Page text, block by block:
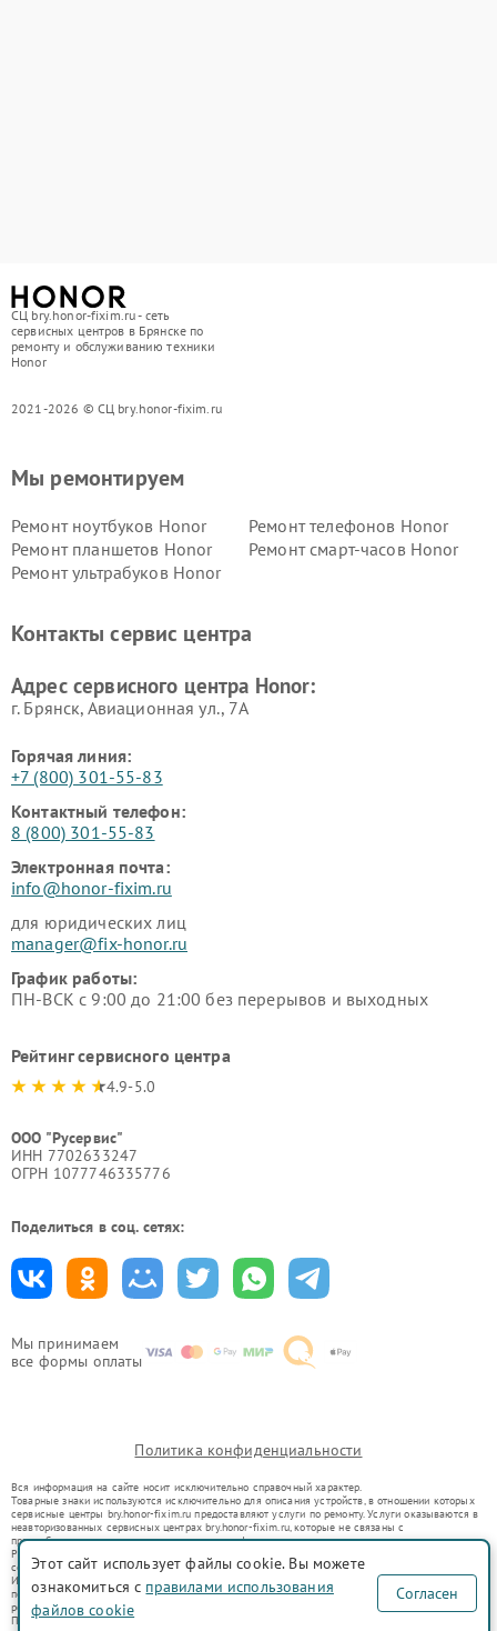
СЦ bry.honor-fixim.ru - сеть
сервисных центров в Брянске по
ремонту и обслуживанию техники
Honor
2021-2026 © СЦ bry.honor-fixim.ru
Мы принимаем
все формы оплаты
Мы ремонтируем
Ремонт ноутбуков Honor
Ремонт телефонов Honor
Ремонт планшетов Honor
Ремонт смарт-часов Honor
Ремонт ультрабуков Honor
Контакты сервис центра
Адрес сервисного центра Honor:
г. Брянск, Авиационная ул., 7А
Горячая линия:
+7 (800) 301-55-83
Контактный телефон:
8 (800) 301-55-83
Электронная почта:
info@honor-fixim.ru
для юридических лиц
manager@fix-honor.ru
График работы:
ПН-ВСК с 9:00 до 21:00 без перерывов и выходных
Рейтинг сервисного центра
4.9-5.0
ООО "Русервис"
ИНН 7702633247
ОГРН 1077746335776
Поделиться в соц. сетях:
Политика конфиденциальности
Вся информация на сайте носит исключительно справочный характер.
Товарные знаки используются исключительно для описания устройств, в отношении которых
сервисные центры bry.honor-fixim.ru предоставляют услуги по ремонту. Услуги оказываются в
неавторизованных сервисных центрах bry.honor-fixim.ru, которые не связаны с
правообладателями товарных знаков или их официальными представителями.
Ремонт осуществляется для устройств, уже введенных в гражданский оборот в соответствии
со статьей 1487 ГК РФ.
Использование товарных знаков не преследует цели индивидуализации услуг или введения
потребителей в заблуждение, а служит для информирования о предоставляемых услугах по
ремонту техники указанных брендов.
Представленная на сайте информация не является публичной офертой, определяемой
Этот сайт использует файлы cookie. Вы можете
ознакомиться с правилами использования
файлов cookie
Согласен